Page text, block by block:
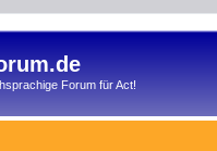
Forum für Act!